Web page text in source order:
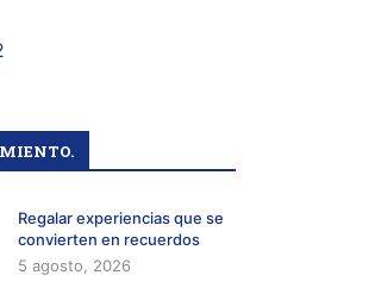
Regalar experiencias que se
convierten en recuerdos
5 agosto, 2026